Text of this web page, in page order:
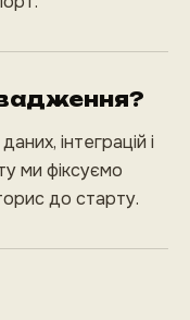
інтеграцій і
ми фіксуємо
до старту.